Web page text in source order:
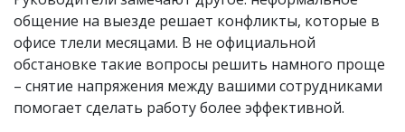
общение на выезде решает конфликты, которые в
офисе тлели месяцами. В не официальной
обстановке такие вопросы решить намного проще
– снятие напряжения между вашими сотрудниками
помогает сделать работу более эффективной.